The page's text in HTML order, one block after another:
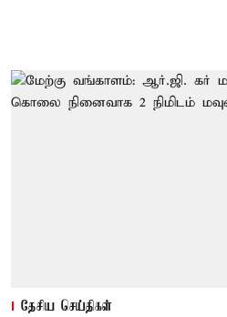
தேசிய செய்திகள்